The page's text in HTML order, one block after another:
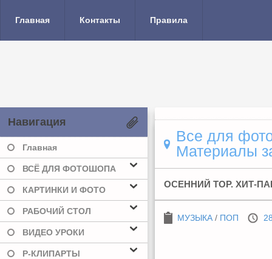
Главная Контакты Правила
Навигация
Главная
ВСЁ ДЛЯ ФОТОШОПА
КАРТИНКИ И ФОТО
РАБОЧИЙ СТОЛ
ВИДЕО УРОКИ
Р-КЛИПАРТЫ
Все для
Материалы
ОСЕННИЙ TOP. ХИТ-
МУЗЫКА / ПОП